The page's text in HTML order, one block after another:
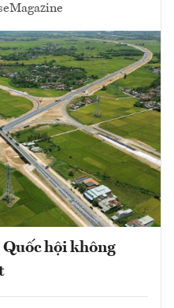
eMagazine
hội không